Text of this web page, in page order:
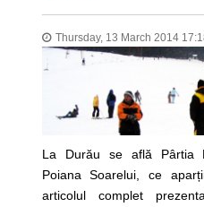
Thursday, 13 March 2014
La Durău se află Pârtia
Poiana Soarelui, ce
articolul complet